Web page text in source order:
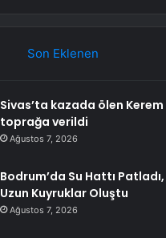
Son Eklenen
Sivas’ta kazada ölen Kerem
toprağa verildi
Ağustos 7, 2026
Bodrum’da Su Hattı
Uzun Kuyruklar Oluştu
Ağustos 7, 2026